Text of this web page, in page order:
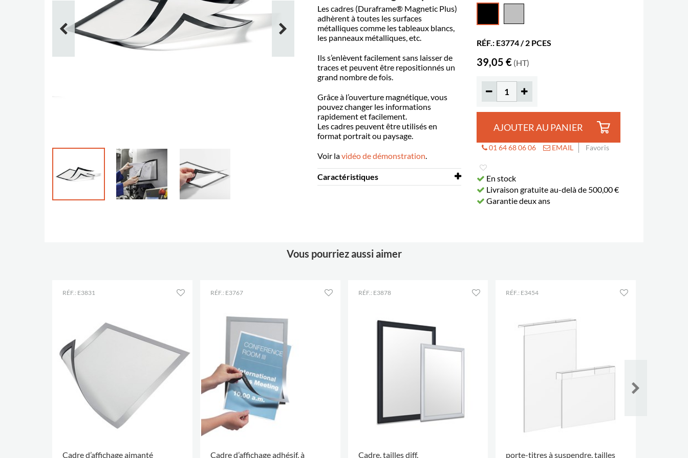
Les cadres (Duraframe® Magnetic Plus)
adhèrent à toutes les surfaces
métalliques comme les tableaux blancs,
les panneaux métalliques, etc.
Ils s’enlèvent facilement sans laisser de
traces et peuvent être repositionnés un
grand nombre de fois.
Grâce à l’ouverture magnétique, vous
pouvez changer les informations
rapidement et facilement.
Les cadres peuvent être utilisés en
format portrait ou paysage.
Voir lavidéo de démonstration.
Caractéristiques
Matériaux
RÉF.: E3774 / 2 PCES
39,05 € (HT)
AJOUTER AU PANIER
01 64 68 06 06 EMAIL Favoris
En stock
Livraison gratuite au-delà de 500,00 €
Garantie deux ans
Vous pourriez aussi aimer
RÉF.: E3831
Cadre d’affichage aimanté
RÉF.: E3767
Cadre d’affichage adhésif, à
RÉF.: E3878
Cadre. tailles diff.
RÉF.: E3454
porte-titres à suspendre. tailles